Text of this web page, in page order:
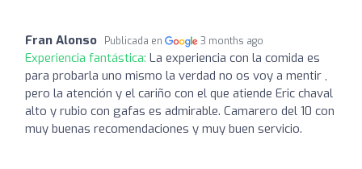
Fran Alonso Publicada en 3 months ago
Experiencia fantástica: La experiencia con la comida es
para probarla uno mismo la verdad no os voy a mentir ,
pero la atención y el cariño con el que atiende Eric chaval
alto y rubio con gafas es admirable. Camarero del 10 con
muy buenas recomendaciones y muy buen servicio.